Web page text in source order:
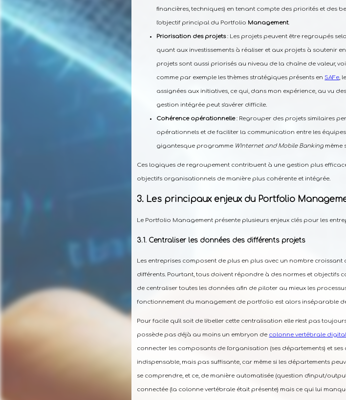
financières, techniques) en tenant compte des priorités et des
l'objectif principal du Portfolio Management.
Priorisation des projets: Les projets peuvent être regroupés
quant aux investissements à réaliser et aux projets à soutenir
projets sont aussi priorisés au niveau de la chaîne de valeur,
comme par exemple les thèmes stratégiques présents en SAFe ,
assignées aux initiatives, ce qui, dans mon expérience, au vu
gestion intégrée peut s'avérer difficile.
Cohérence opérationnelle: Regrouper des projets similaires
opérationnels et de faciliter la communication entre les
gigantesque programme WInternet and Mobile Banking même
Ces logiques de regroupement contribuent à une gestion plus
objectifs organisationnels de manière plus cohérente et intégrée.
Les principaux enjeux du Portfolio
Le Portfolio Management présente plusieurs enjeux clés pour les
Centraliser les données des différents projets
Les entreprises composent de plus en plus avec un nombre
différents. Pourtant, tous doivent répondre à des normes et objectifs
de centraliser toutes les données afin de piloter au mieux les
fonctionnement du management de portfolio est alors inséparable
Pour facile qu'il soit de libeller cette centralisation elle n'est pas
possède pas déjà au moins un embryon de colonne vertébrale
connecter les composants de l'organisation (ses départements) et
indispensable, mais pas suffisante, car même si les départements
se comprendre, et ce, de manière automatisée (question d'input/
connectée (la colonne vertébrale était présente) mais ce qui lui